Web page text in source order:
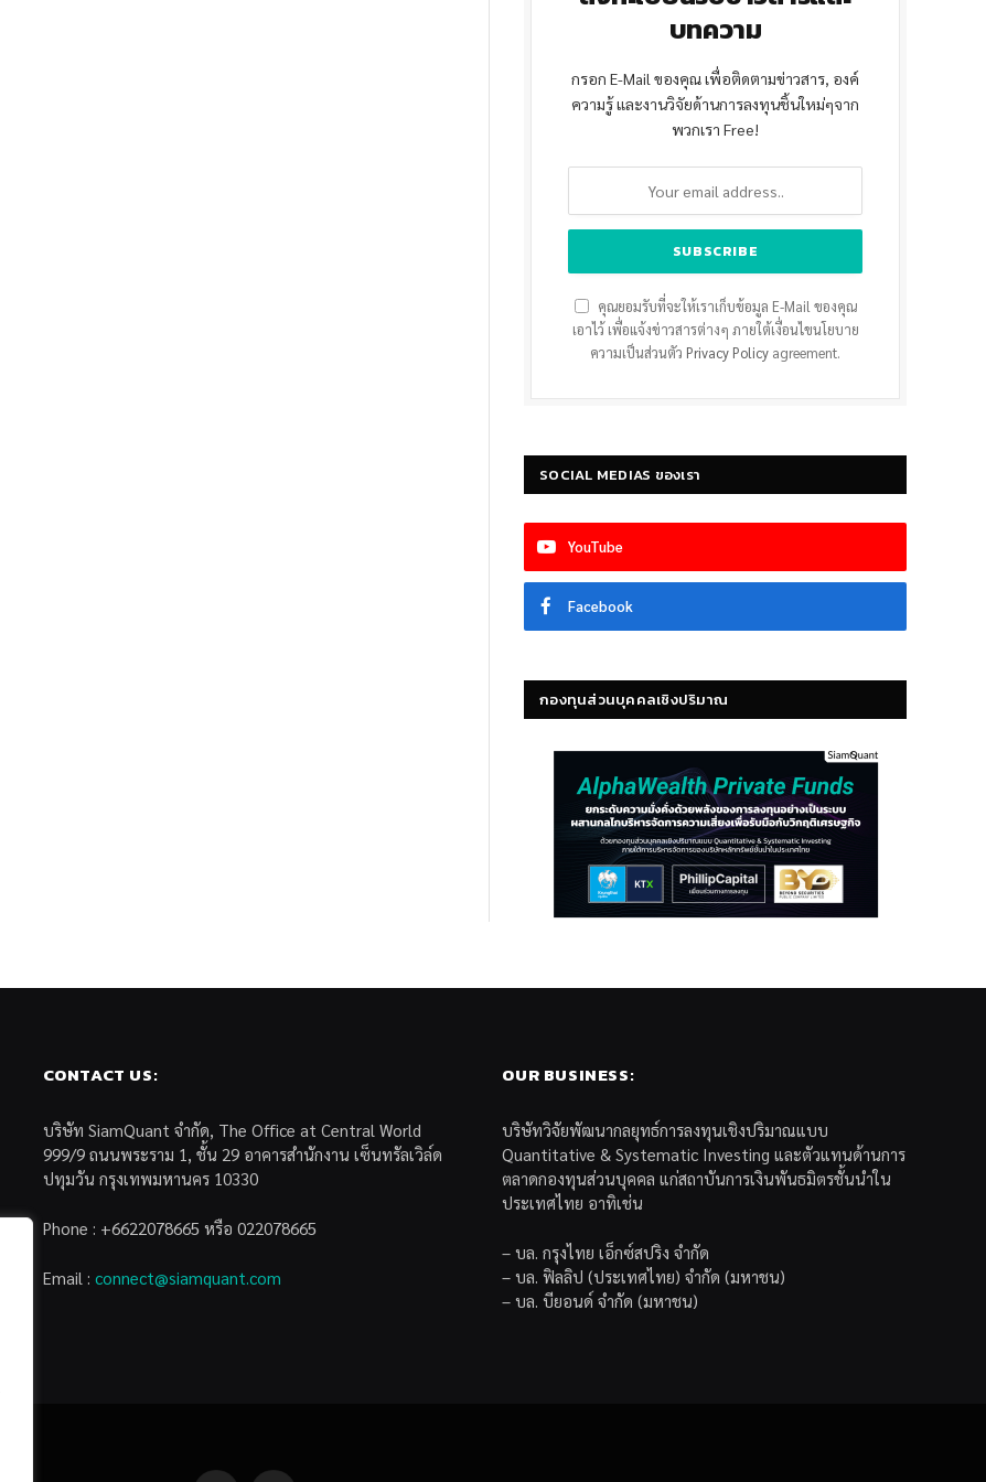
บทความ
กรอก E-Mail ของคุณ เพื่อติดตามข่าวสาร, องค์
ความรู้ และงานวิจัยด้านการลงทุนชิ้นใหม่ๆจาก
พวกเรา Free!
คุณยอมรับที่จะให้เราเก็บข้อมูล E-Mail ของคุณ
เอาไว้ เพื่อแจ้งข่าวสารต่างๆ ภายใต้เงื่อนไขนโยบาย
ความเป็นส่วนตัว Privacy Policy agreement.
SOCIAL MEDIAS ของเรา
YouTube
Facebook
กองทุนส่วนบุคคลเชิงปริมาณ
CONTACT US:
บริษัท SiamQuant จำกัด, The Office at Central World
999/9 ถนนพระราม 1, ชั้น 29 อาคารสำนักงาน เซ็นทรัลเวิล์ด
ปทุมวัน กรุงเทพมหานคร 10330
Phone : +6622078665 หรือ 022078665
Email : connect@siamquant.com
OUR BUSINESS:
บริษัทวิจัยพัฒนากลยุทธ์การลงทุนเชิงปริมาณแบบ
Quantitative & Systematic Investing และตัวแทนด้านการ
ตลาดกองทุนส่วนบุคคล แก่สถาบันการเงินพันธมิตรชั้นนำใน
ประเทศไทย อาทิเช่น
– บล. กรุงไทย เอ็กซ์สปริง จำกัด
– บล. ฟิลลิป (ประเทศไทย) จำกัด (มหาชน)
– บล. บียอนด์ จำกัด (มหาชน)